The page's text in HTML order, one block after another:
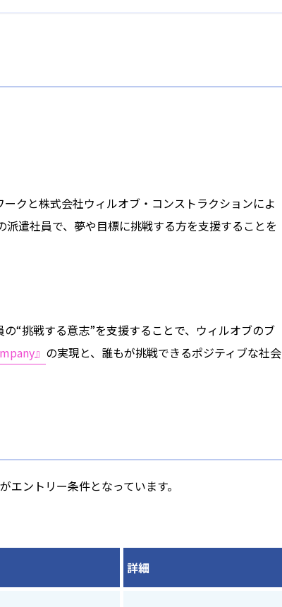
クと株式会社ウィルオブ・コンストラクションによ
遣社員で、夢や目標に挑戦する方を支援することを
“挑戦する意志”を支援することで、ウィルオブのブ
』 の実現と、誰もが挑戦できるポジティブな社会
ントリー条件となっています。
詳細